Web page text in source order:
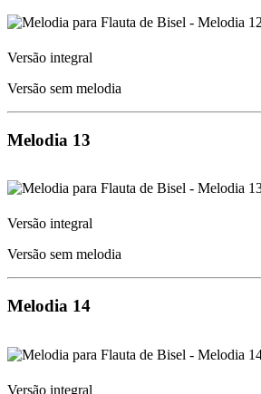
Versão integral
Versão sem melodia
Melodia 13
Versão integral
Versão sem melodia
Melodia 14
Versão integral